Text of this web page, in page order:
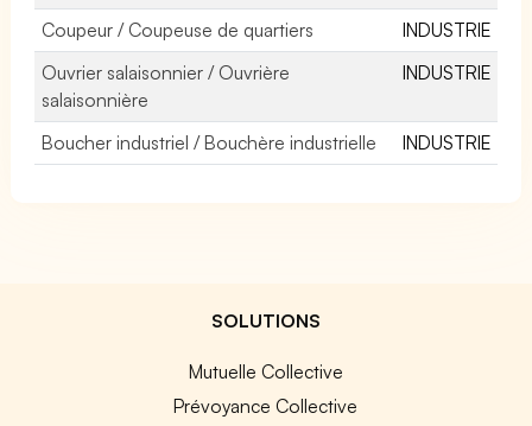
Coupeur / Coupeuse de quartiers
INDUSTRIE
Ouvrier salaisonnier / Ouvrière
salaisonnière
INDUSTRIE
Boucher industriel / Bouchère industrielle INDUSTRIE
SOLUTIONS
Mutuelle Collective
Prévoyance Collective